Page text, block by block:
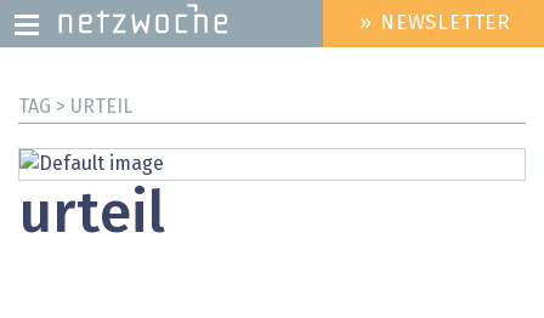
zum
HEADER
MENU
» NEWSLETTER
TAG > URTEIL
urteil